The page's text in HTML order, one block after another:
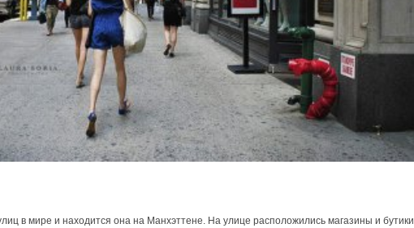
в мире и находится она на Манхэттене. На улице расположились магазины и бутики